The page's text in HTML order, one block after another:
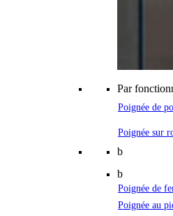
Par
Poignée de
Poignée sur
b
b
Poignée de
Poignée au